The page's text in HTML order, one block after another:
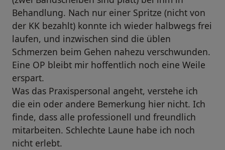
Behandlung. Nach nur einer Spritze (nicht von
der KK bezahlt) konnte ich wieder halbwegs frei
laufen, und inzwischen sind die üblen
Schmerzen beim Gehen nahezu verschwunden.
Eine OP bleibt mir hoffentlich noch eine Weile
erspart.
Was das Praxispersonal angeht, verstehe ich
die ein oder andere Bemerkung hier nicht. Ich
finde, dass alle professionell und freundlich
mitarbeiten. Schlechte Laune habe ich noch
nicht erlebt.